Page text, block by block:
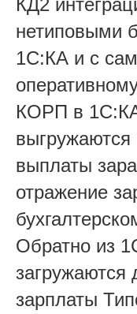
нетиповыми
1С:КА и с
КОРП в
выплаты
отражение
Обратно из
загружаются
зарплаты